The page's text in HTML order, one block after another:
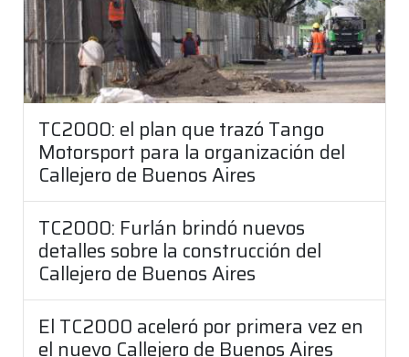
TC2000: el plan que trazó Tango
Motorsport para la organización del
Callejero de Buenos Aires
TC2000: Furlán brindó nuevos
detalles sobre la construcción del
Callejero de Buenos Aires
El TC2000 aceleró por primera vez en
el nuevo Callejero de Buenos Aires